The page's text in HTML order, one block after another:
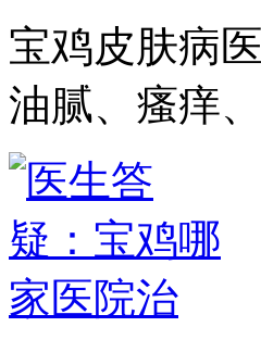
宝鸡皮肤病
油腻、瘙痒